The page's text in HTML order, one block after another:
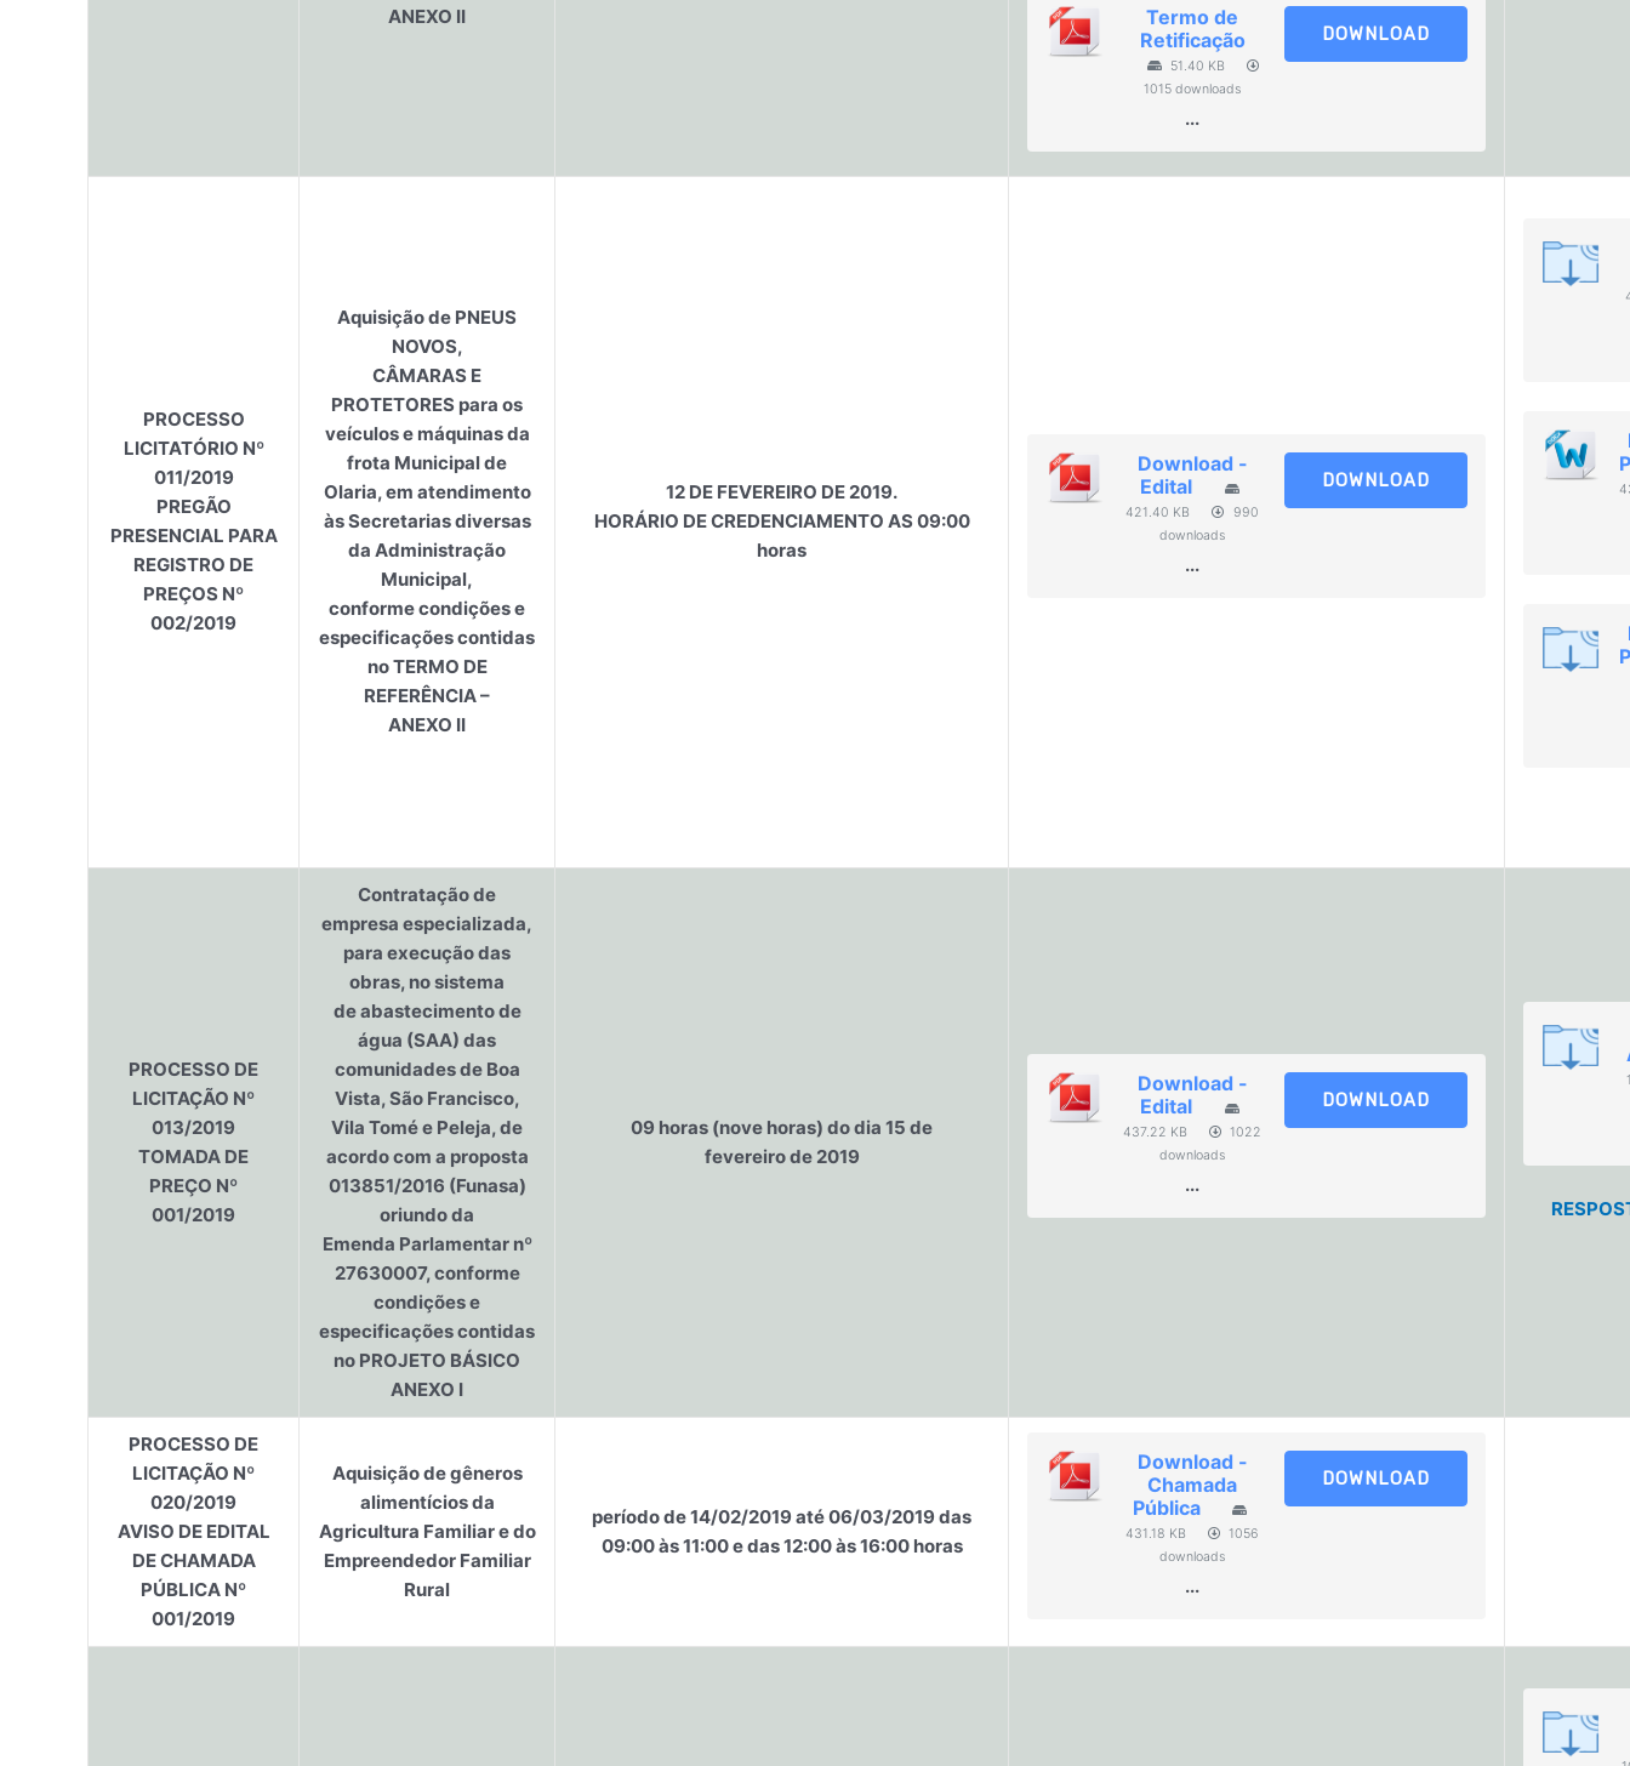
ANEXO II
Termo de
Retificação
51.40 KB
1015 downloads
...
DOWNLOAD
PROCESSO
LICITATÓRIO Nº
011/2019
PREGÃO
PRESENCIAL PARA
REGISTRO DE
PREÇOS Nº
002/2019
Aquisição de PNEUS
NOVOS,
CÂMARAS E
PROTETORES para os
veículos e máquinas da
frota Municipal de
Olaria, em atendimento
às Secretarias diversas
da Administração
Municipal,
conforme condições e
especificações contidas
no TERMO DE
REFERÊNCIA –
ANEXO II
12 DE FEVEREIRO DE 2019.
HORÁRIO DE CREDENCIAMENTO AS 09:00
horas
Download -
Edital
421.40 KB
990
downloads
...
DOWNLOAD
PROCESSO DE
LICITAÇÃO Nº
013/2019
TOMADA DE
PREÇO Nº
001/2019
Contratação de
empresa especializada,
para execução das
obras, no sistema
de abastecimento de
água (SAA) das
comunidades de Boa
Vista, São Francisco,
Vila Tomé e Peleja, de
acordo com a proposta
013851/2016 (Funasa)
oriundo da
Emenda Parlamentar nº
27630007, conforme
condições e
especificações contidas
no PROJETO BÁSICO
ANEXO I
09 horas (nove horas) do dia 15 de
fevereiro de 2019
Download -
Edital
437.22 KB
1022
downloads
...
DOWNLOAD
PROCESSO DE
LICITAÇÃO Nº
020/2019
AVISO DE EDITAL
DE CHAMADA
PÚBLICA Nº
001/2019
Aquisição de gêneros
alimentícios da
Agricultura Familiar e do
Empreendedor Familiar
Rural
período de 14/02/2019 até 06/03/2019 das
09:00 às 11:00 e das 12:00 às 16:00 horas
Download -
Chamada
Pública
431.18 KB
1056
downloads
...
DOWNLOAD